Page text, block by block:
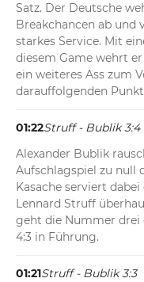
Satz. Der Deutsche
Breakchancen ab und
starkes Service. Mit
diesem Game wehrt
ein weiteres Ass zum
darauffolgenden
01:22Struff - Bublik 3:4
Alexander Bublik
Aufschlagspiel zu null
Kasache serviert
Lennard Struff
geht die Nummer drei
4:3 in Führung.
01:21Struff - Bublik 3:3